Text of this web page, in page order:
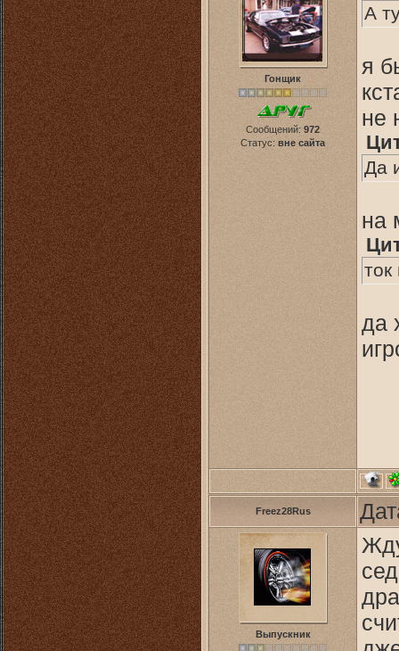
Гонщик
Сообщений: 972
Статус: вне сайта
А
я
не
Да
на
да
Freez28Rus
Выпускник